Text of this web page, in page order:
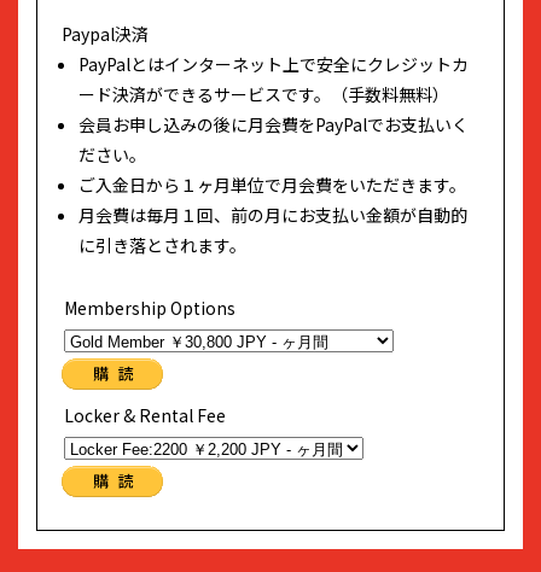
Paypal決済
PayPalとはインターネット上で安全にクレジットカ
ード決済ができるサービスです。（手数料無料）
会員お申し込みの後に月会費をPayPalでお支払いく
ださい。
ご入金日から１ヶ月単位で月会費をいただきます。
月会費は毎月１回、前の月にお支払い金額が自動的
に引き落とされます。
Membership Options
Locker & Rental Fee